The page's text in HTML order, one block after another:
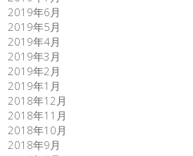
2019年6月
2019年5月
2019年4月
2019年3月
2019年2月
2019年1月
2018年12月
2018年11月
2018年10月
2018年9月